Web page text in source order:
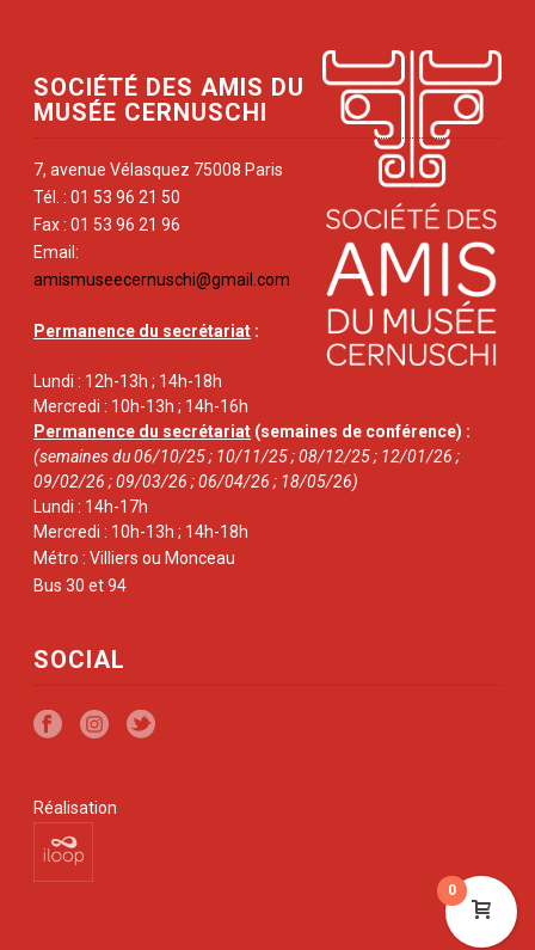
SOCIÉTÉ DES AMIS DU
MUSÉE CERNUSCHI
7, avenue Vélasquez 75008 Paris
Tél. : 01 53 96 21 50
Fax : 01 53 96 21 96
Email:
amismuseecernuschi@gmail.com
Permanence du secrétariat :
Lundi : 12h-13h ; 14h-18h
Mercredi : 10h-13h ; 14h-16h
Permanence du secrétariat (semaines de conférence) :
(semaines du 06/10/25 ; 10/11/25 ; 08/12/25 ; 12/01/26 ;
09/02/26 ; 09/03/26 ; 06/04/26 ; 18/05/26)
Lundi : 14h-17h
Mercredi : 10h-13h ; 14h-18h
Métro : Villiers ou Monceau
Bus 30 et 94
SOCIAL
Réalisation
0